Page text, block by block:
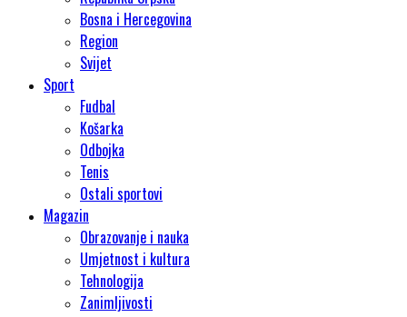
Bosna i Hercegovina
Region
Svijet
Sport
Fudbal
Košarka
Odbojka
Tenis
Ostali sportovi
Magazin
Obrazovanje i nauka
Umjetnost i kultura
Tehnologija
Zanimljivosti